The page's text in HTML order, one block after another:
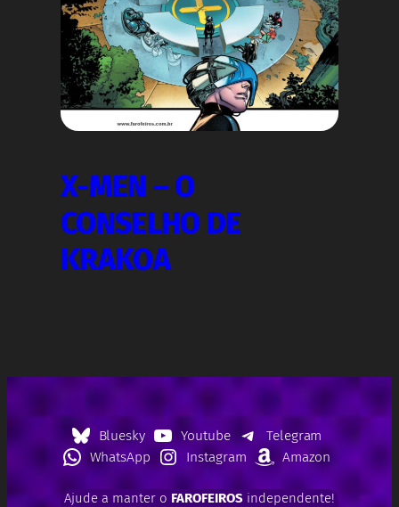
X-MEN – O
CONSELHO DE
KRAKOA
Bluesky Youtube
Telegram
WhatsApp
Instagram Amazon
Ajude a manter o FAROFEIROSindependente!